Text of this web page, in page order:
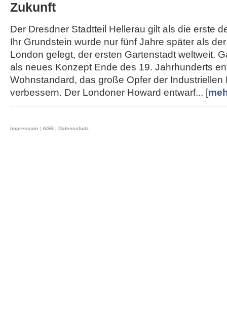
Zukunft
Der Dresdner Stadtteil Hellerau gilt als die erste
Ihr Grundstein wurde nur fünf Jahre später als
London gelegt, der ersten Gartenstadt weltweit.
als neues Konzept Ende des 19. Jahrhunderts
Wohnstandard, das große Opfer der Industriellen
verbessern. Der Londoner Howard entwarf... [
Impressum | AGB | Datenschutz